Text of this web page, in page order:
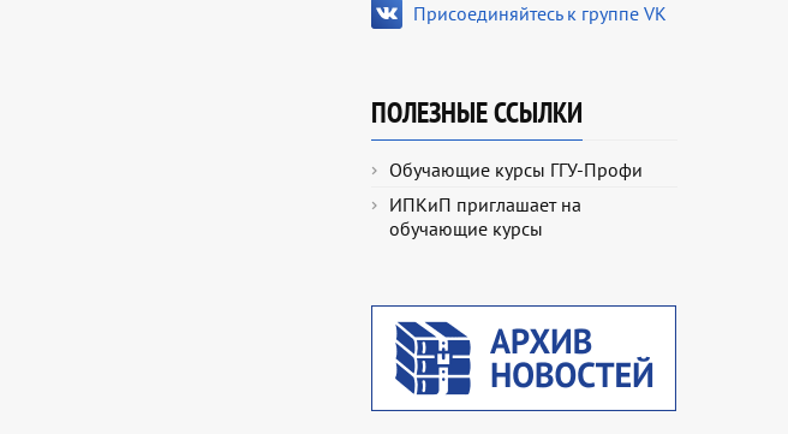
Присоединяйтесь к группе VK
ПОЛЕЗНЫЕ ССЫЛКИ
Обучающие курсы ГГУ-Профи
ИПКиП приглашает на
обучающие курсы